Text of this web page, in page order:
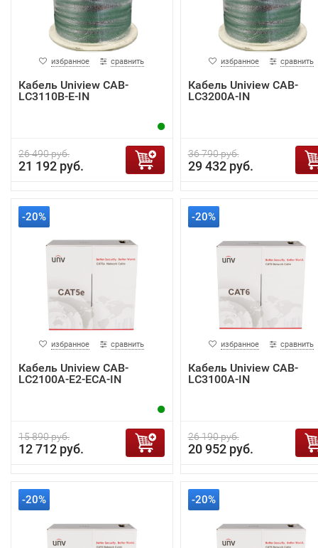
избранное сравнить
Кабель Uniview CAB-
LC3110B-E-IN
26 490 руб.
21 192 руб.
избранное сравнить
Кабель Uniview CAB-
LC3200A-IN
36 790 руб.
29 432 руб.
-20%
избранное сравнить
Кабель Uniview CAB-
LC2100A-E2-ECA-IN
15 890 руб.
12 712 руб.
-20%
избранное сравнить
Кабель Uniview CAB-
LC3100A-IN
26 190 руб.
20 952 руб.
-20% -20%